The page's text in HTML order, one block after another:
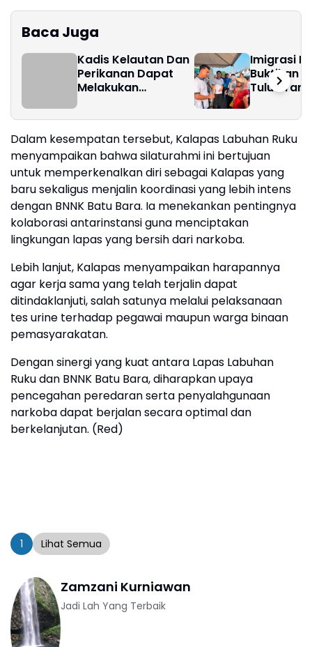
Baca Juga
Kadis Kelautan Dan
Perikanan Dapat
Melakukan
Imigrasi
Buktikan
Tulus
Dalam kesempatan tersebut, Kalapas Labuhan Ruku
menyampaikan bahwa silaturahmi ini bertujuan
untuk memperkenalkan diri sebagai Kalapas yang
baru sekaligus menjalin koordinasi yang lebih intens
dengan BNNK Batu Bara. Ia menekankan pentingnya
kolaborasi antarinstansi guna menciptakan
lingkungan lapas yang bersih dari narkoba.
Lebih lanjut, Kalapas menyampaikan harapannya
agar kerja sama yang telah terjalin dapat
ditindaklanjuti, salah satunya melalui pelaksanaan
tes urine terhadap pegawai maupun warga binaan
pemasyarakatan.
Dengan sinergi yang kuat antara Lapas Labuhan
Ruku dan BNNK Batu Bara, diharapkan upaya
pencegahan peredaran serta penyalahgunaan
narkoba dapat berjalan secara optimal dan
berkelanjutan. (Red)
1 Lihat Semua
Zamzani Kurniawan
Jadi Lah Yang Terbaik